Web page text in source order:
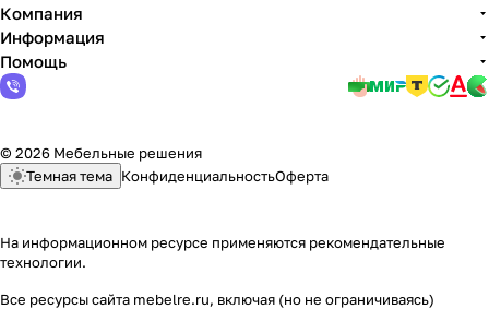
Компания
Информация
Помощь
© 2026 Мебельные решения
Темная тема КонфиденциальностьОферта
На информационном ресурсе применяются рекомендательные
технологии.
Все ресурсы сайта mebelre.ru, включая (но не ограничиваясь)